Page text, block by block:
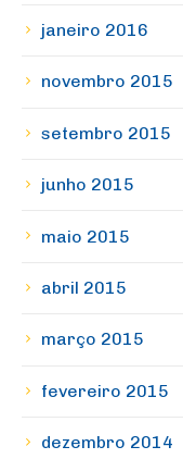
janeiro 2016
novembro 2015
setembro 2015
junho 2015
maio 2015
abril 2015
março 2015
fevereiro 2015
dezembro 2014